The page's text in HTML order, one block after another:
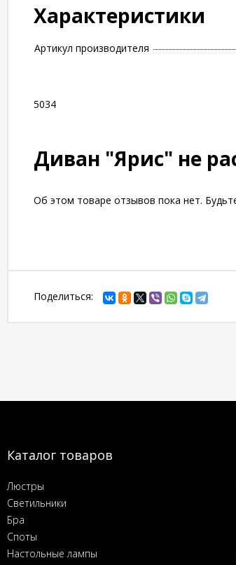
Характеристики
Артикул производителя
5034
Диван "Ярис" не
Об этом товаре отзывов пока нет.
Поделиться:
Каталог товаров
Люстры
Светильники
Бра
Споты
Настольные лампы